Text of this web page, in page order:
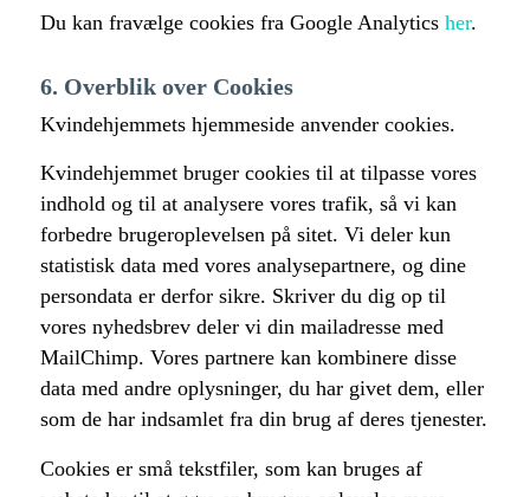
Du kan fravælge cookies fra Google Analytics her.
6. Overblik over Cookies
Kvindehjemmets hjemmeside anvender cookies.
Kvindehjemmet bruger cookies til at tilpasse vores
indhold og til at analysere vores trafik, så vi kan
forbedre brugeroplevelsen på sitet. Vi deler kun
statistisk data med vores analysepartnere, og dine
persondata er derfor sikre. Skriver du dig op til
vores nyhedsbrev deler vi din mailadresse med
MailChimp. Vores partnere kan kombinere disse
data med andre oplysninger, du har givet dem, eller
som de har indsamlet fra din brug af deres tjenester.
Cookies er små tekstfiler, som kan bruges af